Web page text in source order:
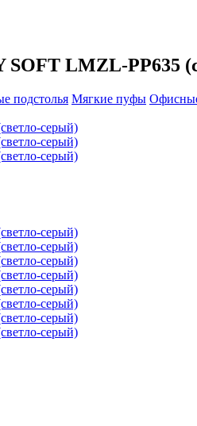
LMZL-PP635
подстолья Мягкие пуфы